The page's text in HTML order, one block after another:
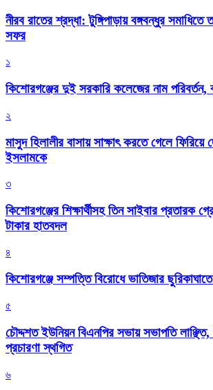
নীরব রাতের শ্রদ্ধা: টুঙ্গিপাড়ায় বঙ্গবন্ধুর সমাধিতে
সফর
১
কিশোরগঞ্জের দুই সরকারি কলেজের নাম পরিবর্তন,
২
মাসুদ হিলালীর বাসায় সাক্ষাৎ করতে গেলে
ইসলামকে
৩
কিশোরগঞ্জের শিক্ষার্থীসহ তিন সাইবার প্রতারক
টাকার হাতবদল
৪
কিশোরগঞ্জে সম্পত্তি বিরোধে ভাতিজার
৫
চৌদ্দশত ইউনিয়ন বিএনপির সভায় সভাপতি লাঞ্ছিত,
প্রচারণা স্থগিত
৬